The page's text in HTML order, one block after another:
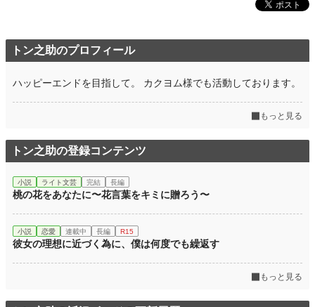
トン之助のプロフィール
ハッピーエンドを目指して。 カクヨム様でも活動しております。
もっと見る
トン之助の登録コンテンツ
小説 ライト文芸 完結 長編
桃の花をあなたに〜花言葉をキミに贈ろう〜
小説 恋愛 連載中 長編 R15
彼女の理想に近づく為に、僕は何度でも繰返す
もっと見る